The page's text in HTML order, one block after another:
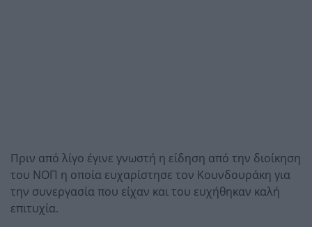
Πριν από λίγο έγινε γνωστή η είδηση από την διοίκηση
του ΝΟΠ η οποία ευχαρίστησε τον Κουνδουράκη για
την συνεργασία που είχαν και του ευχήθηκαν καλή
επιτυχία.